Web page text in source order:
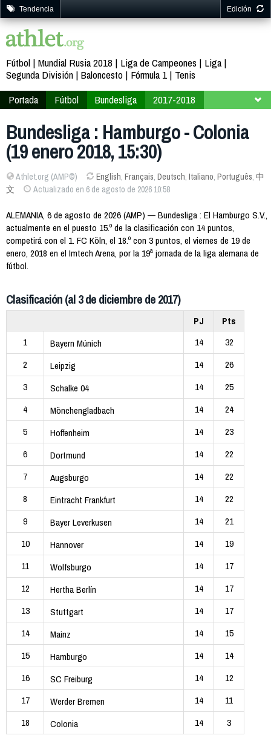
Tendencia Edición
Fútbol Mundial Rusia 2018 Liga de Campeones
Liga
Segunda División Baloncesto Fórmula 1
Tenis
Portada
Fútbol Bundesliga
2017-2018
Bundesliga : Hamburgo - Colonia
(19 enero 2018, 15:30)
Athlet.org (AMP©) English, Français, Deutsch, Italiano, Português, 中
文
Actualizado en 6 de agosto de 2026 10:58
ALEMANIA, 6 de agosto de 2026 (AMP) — Bundesliga : El Hamburgo S.V.,
actualmente en el puesto 15.º de la clasificación con 14 puntos,
competirá con el 1. FC Köln, el 18.º con 3 puntos, el viernes de 19 de
enero, 2018 en el Imtech Arena, por la 19ª jornada de la liga alemana de
fútbol.
Clasificación (al 3 de diciembre de 2017)
PJ
Pts
1
Bayern Múnich 14
32
2
Leipzig 14
26
3
Schalke 04 14
25
4
Mönchengladbach 14
24
5
Hoffenheim 14
23
6
Dortmund 14
22
7
Augsburgo 14
22
8
Eintracht Frankfurt 14
22
9
Bayer Leverkusen 14
21
10
Hannover 14
19
11
Wolfsburgo 14
17
12
Hertha Berlín 14
17
13
Stuttgart 14
17
14
Mainz 14
15
15
Hamburgo 14
14
16
SC Freiburg 14
12
17
Werder Bremen 14
11
18
Colonia 14 3